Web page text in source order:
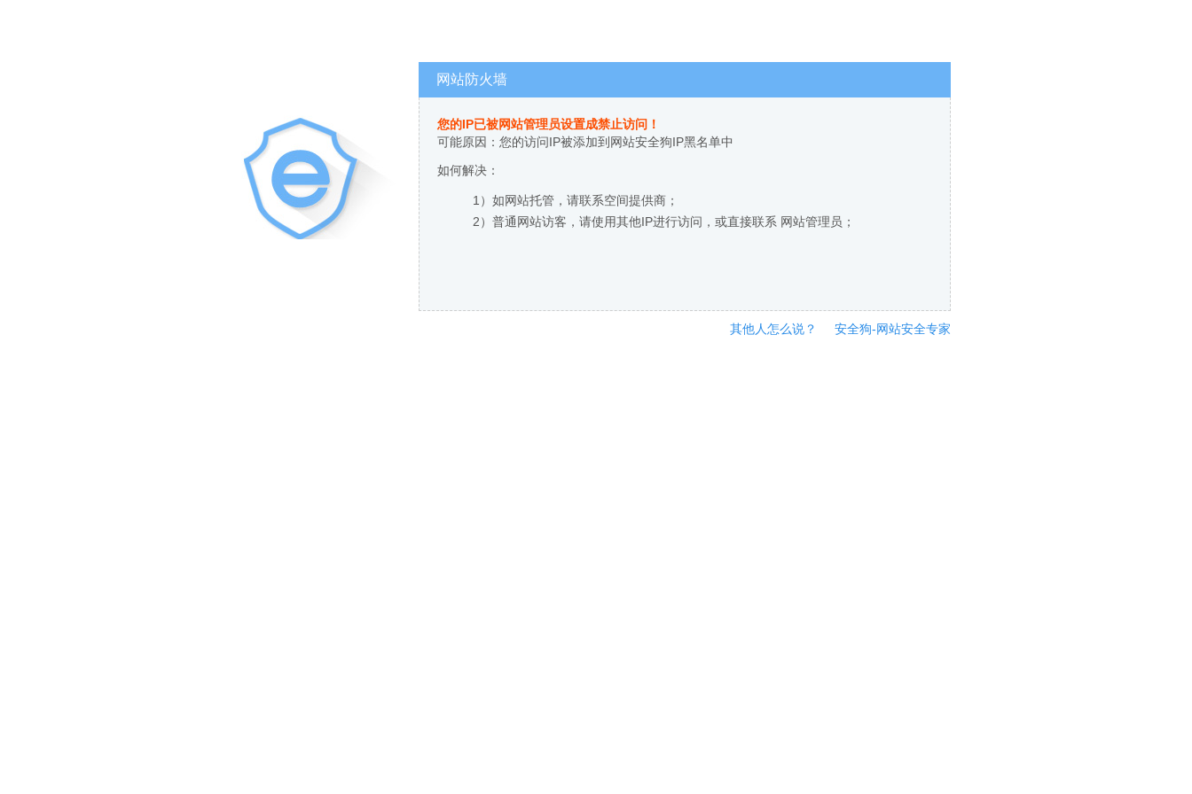
网站防火墙
您的IP已被网站管理员设置成禁止访问！
可能原因：您的访问IP被添加到网站安全狗IP黑名单中
如何解决：
1）如网站托管，请联系空间提供商；
2）普通网站访客，请使用其他IP进行访问，或直接联系 网站管理员；
其他人怎么说？ 安全狗-网站安全专家